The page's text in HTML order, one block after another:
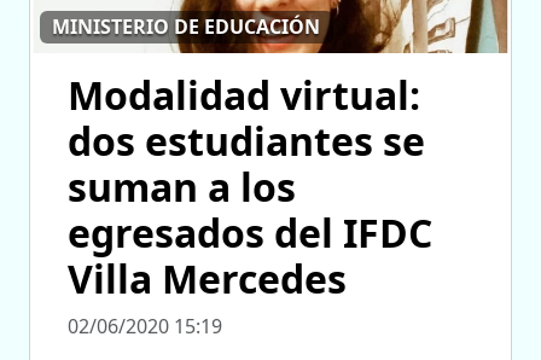
MINISTERIO DE EDUCACIÓN
Modalidad virtual:
dos estudiantes se
suman a los
egresados del IFDC
Villa Mercedes
02/06/2020 15:19